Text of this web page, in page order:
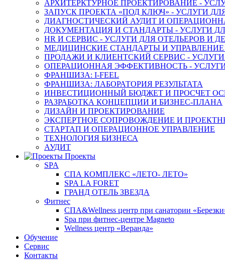
АРХИТЕРКТУРНОЕ ПРОЕКТИРОВАНИЕ -
ЗАПУСК ПРОЕКТА «ПОД КЛЮЧ» - УСЛУГИ
ДИАГНОСТИЧЕСКИЙ АУДИТ И
ДОКУМЕНТАЦИЯ И СТАНДАРТЫ - УСЛУГИ
HR И СЕРВИС - УСЛУГИ ДЛЯ ОТЕЛЬЕРОВ И
МЕДИЦИНСКИЕ СТАНДАРТЫ И УПРАВЛЕНИЕ
ПРОДАЖИ И КЛИЕНТСКИЙ СЕРВИС -
ОПЕРАЦИОННАЯ ЭФФЕКТИВНОСТЬ -
ФРАНШИЗА: I-FEEL
ФРАНШИЗА: ЛАБОРАТОРИЯ РЕЗУЛЬТАТА
ИНВЕСТИЦИОННЫЙ БЮДЖЕТ И ПРОСЧЕТ
РАЗРАБОТКА КОНЦЕПЦИИ И БИЗНЕС-ПЛАНА
ДИЗАЙН И ПРОЕКТИРОВАНИЕ
ЭКСПЕРТНОЕ СОПРОВОЖДЕНИЕ И
СТАРТАП И ОПЕРАЦИОННОЕ УПРАВЛЕНИЕ
ТЕХНОЛОГИЯ БИЗНЕСА
АУДИТ
Проекты
SPA
СПА КОМПЛЕКС «ЛЕТО- ЛЕТО»
SPA LA FORET
ГРАНД ОТЕЛЬ ЗВЕЗДА
Фитнес
СПА&Wellness центр при санатории
Spa при фитнес-центре Magneto
Wellness центр «Веранда»
Обучение
Сервис
Контакты